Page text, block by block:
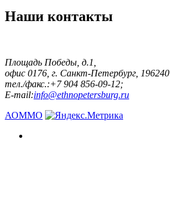
Наши контакты
Площадь Победы, д.1,
офис 0176, г. Санкт-Петербург, 196240
тел./факс.:+7 904 856-09-12;
E-mail:info@ethnopetersburg.ru
АОММО